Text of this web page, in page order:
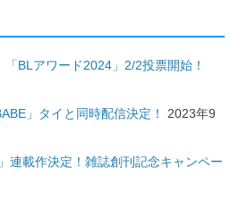
BLアワード2024」2/2投票開始！
」タイと同時配信決定！
2023年9
連載作決定！雑誌創刊記念キャンペー